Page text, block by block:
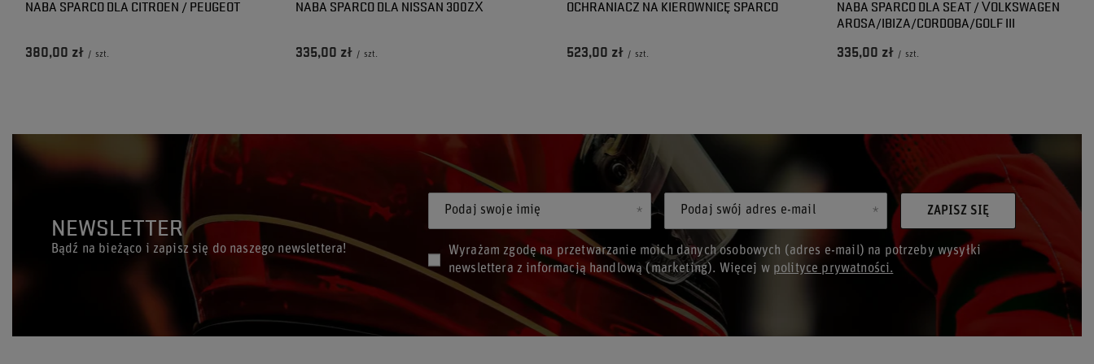
NABA SPARCO DLA CITROEN / PEUGEOT
380,00 zł / szt.
NABA SPARCO DLA NISSAN 300ZX
335,00 zł / szt.
OCHRANIACZ NA KIEROWNICĘ SPARCO
523,00 zł / szt.
NABA SPARCO DLA SEAT / VOLKSWAGEN
AROSA/IBIZA/CORDOBA/GOLF III
335,00 zł / szt.
NEWSLETTER
Bądź na bieżąco i zapisz się do naszego newslettera!
Podaj swoje imię Podaj swój adres e-mail
Wyrażam zgodę na przetwarzanie moich danych osobowych (adres e-mail) na potrzeby wysyłki
newslettera z informacją handlową (marketing). Więcej w polityce prywatności.
ZAPISZ SIĘ